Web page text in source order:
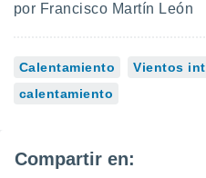
por Francisco Martín León
Calentamiento
Vientos
calentamiento
Compartir en: